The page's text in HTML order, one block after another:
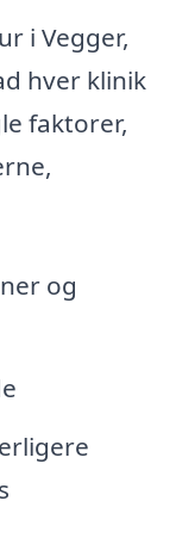
i Vegger,
hver klinik
faktorer,
og